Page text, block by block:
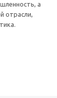
а
отрасли,